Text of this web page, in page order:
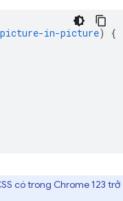
picture-in-picture)
{
có trong Chrome 123 trở